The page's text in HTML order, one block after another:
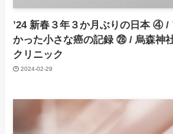
’24 新春３年３か月ぶりの日本 ④ /
かった小さな癌の記録 ㉘ / 烏森神
クリニック
2024-02-29